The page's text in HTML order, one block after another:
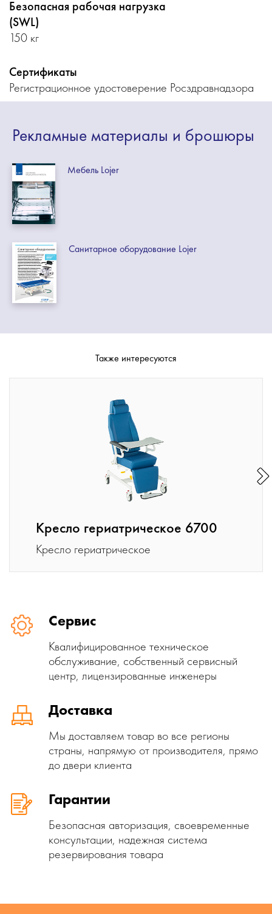
Безопасная рабочая нагрузка
(SWL)
150 кг
Сертификаты
Регистрационное удостоверение Росздравнадзора
Рекламные материалы и брошюры
Мебель Lojer
Санитарное оборудование Lojer
Также интересуются
Кресло гериатрическое 6700
Кресло гериатрическое
Сервис
Квалифицированное техническое
обслуживание, собственный сервисный
центр, лицензированные инженеры
Доставка
Мы доставляем товар во все регионы
страны, напрямую от производителя, прямо
до двери клиента
Гарантии
Безопасная авторизация, своевременные
консультации, надежная система
резервирования товара